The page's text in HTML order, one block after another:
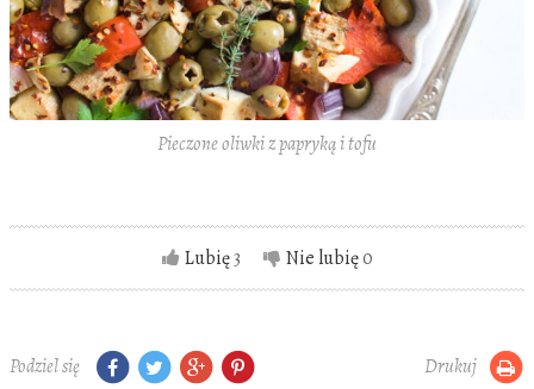
Pieczone oliwki z papryką i tofu
Lubię3 Nie lubię0
Podziel się Drukuj